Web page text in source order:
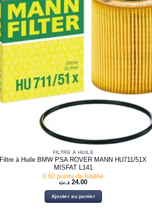
FILTRE À HUILE
Filtre à Huile BMW PSA ROVER MANN HU711/51X
MISFAT L141
0.60 points de fidélité
24.00 د.ت
Ajouter au panier